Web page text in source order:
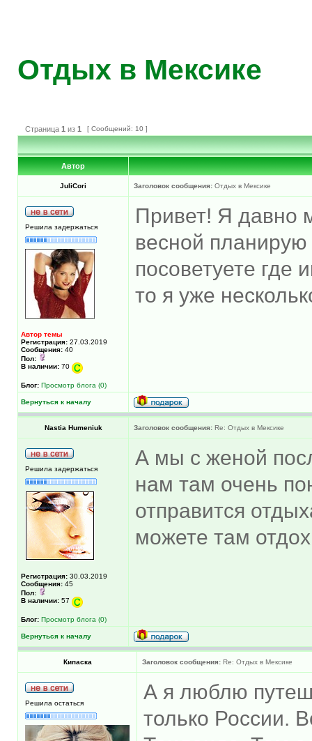
Отдых в Мексике
Страница 1 из 1 [ Сообщений: 10 ]
Автор
JuliCori Заголовок сообщения: Отдых в Мексике
Решила задержаться
Автор темы
Регистрация: 27.03.2019
Сообщения: 40
Пол:
В наличии: 70
Блог: Просмотр блога (0)
Привет! Я давно
весной планирую
посоветуете где
то я уже
Вернуться к началу
Nastia Humeniuk Заголовок сообщения: Re: Отдых в Мексике
Решила задержаться
Регистрация: 30.03.2019
Сообщения: 45
Пол:
В наличии: 57
Блог: Просмотр блога (0)
А мы с женой
нам там очень
отправится
можете там
Вернуться к началу
Кипаска Заголовок сообщения: Re: Отдых в Мексике
Решила остаться
А я люблю
только России.